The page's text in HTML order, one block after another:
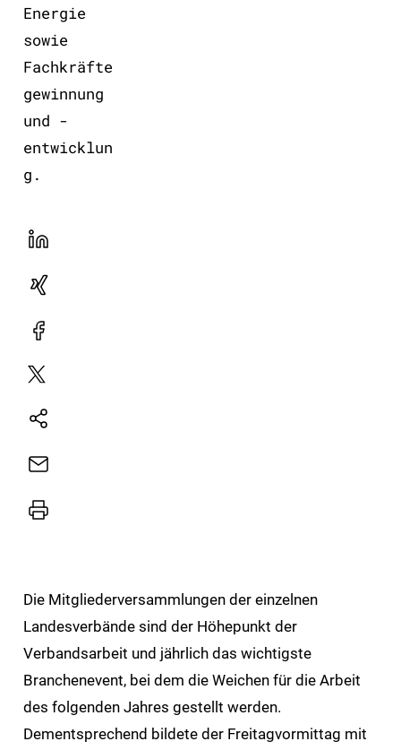
Energie
sowie
Fachkräfte
gewinnung
und -
entwicklun
g.
LinekdIn
Xing
Facebook
Plattform
Natives
E-
Drucker
Die Mitgliederversammlungen der einzelnen
Landesverbände sind der Höhepunkt der
Verbandsarbeit und jährlich das wichtigste
Branchenevent, bei dem die Weichen für die Arbeit
des folgenden Jahres gestellt werden.
Dementsprechend bildete der Freitagvormittag mit